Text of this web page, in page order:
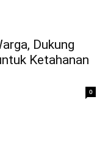
Dukung
Ketahanan
0